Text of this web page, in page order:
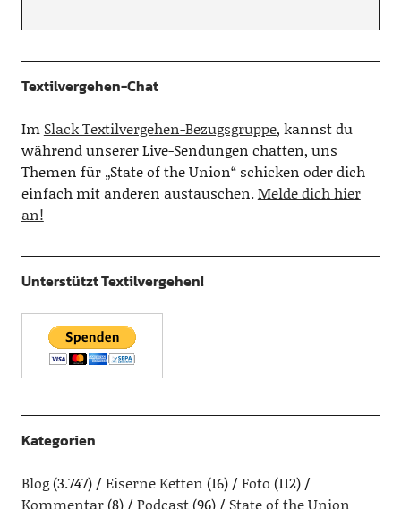
Textilvergehen-Chat
Im Slack Textilvergehen-Bezugsgruppe, kannst du
während unserer Live-Sendungen chatten, uns
Themen für „State of the Union“ schicken oder dich
einfach mit anderen austauschen.Melde dich hier
an!
Unterstützt Textilvergehen!
Kategorien
Blog(3.747) Eiserne Ketten (16) Foto (112)
Kommentar(8) Podcast(96) State of the Union